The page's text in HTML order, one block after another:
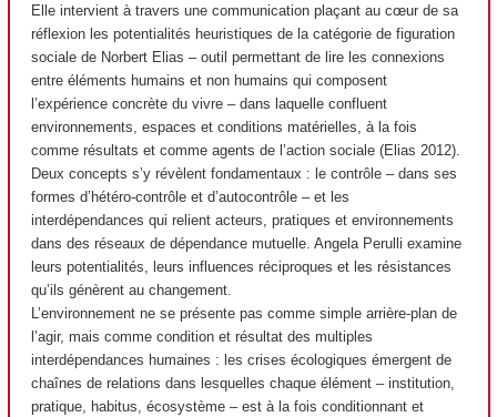
Elle intervient à travers une communication plaçant au cœur de sa
réflexion les potentialités heuristiques de la catégorie de figuration
sociale de Norbert Elias – outil permettant de lire les connexions
entre éléments humains et non humains qui composent
l’expérience concrète du vivre – dans laquelle confluent
environnements, espaces et conditions matérielles, à la fois
comme résultats et comme agents de l’action sociale (Elias 2012).
Deux concepts s’y révèlent fondamentaux : le contrôle – dans ses
formes d’hétéro-contrôle et d’autocontrôle – et les
interdépendances qui relient acteurs, pratiques et environnements
dans des réseaux de dépendance mutuelle. Angela Perulli examine
leurs potentialités, leurs influences réciproques et les résistances
qu’ils génèrent au changement.
L’environnement ne se présente pas comme simple arrière-plan de
l’agir, mais comme condition et résultat des multiples
interdépendances humaines : les crises écologiques émergent de
chaînes de relations dans lesquelles chaque élément – institution,
pratique, habitus, écosystème – est à la fois conditionnant et